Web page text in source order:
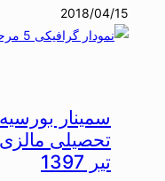
2018/04/15
سمینار بورسیه
تحصیلی
تیر 1397